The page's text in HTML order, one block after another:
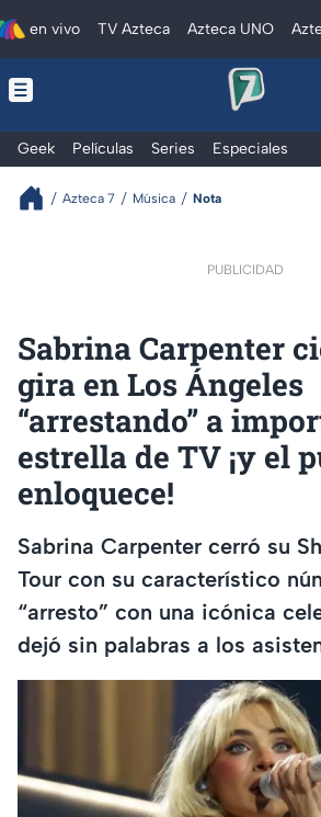
en vivo TV Azteca Azteca UNO
Geek Películas Series Especiales
Azteca 7 Música Nota
PUBLICIDAD
Sabrina Carpenter
gira en Los Ángeles
“arrestando” a
estrella de TV ¡y el
enloquece!
Sabrina Carpenter cerró su
Tour con su característico
“arresto” con una icónica
dejó sin palabras a los